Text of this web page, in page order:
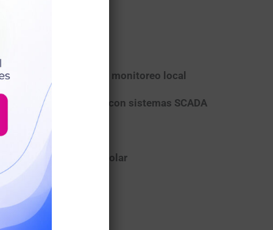
para configuración y monitoreo local
485 para integración con sistemas SCADA
máxima eficiencia solar
fácil de instalar
trifásicos estándar